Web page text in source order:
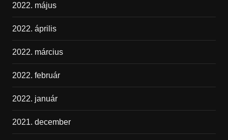
2022. május
2022. április
2022. március
2022. február
2022. január
2021. december